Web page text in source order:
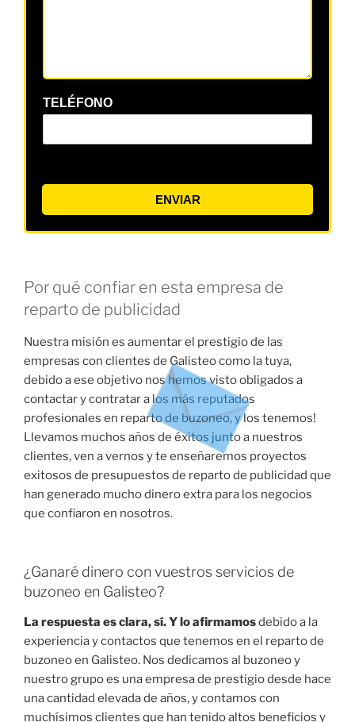
TELÉFONO
ENVIAR
Por qué confiar en esta empresa de
reparto de publicidad
Nuestra misión es aumentar el prestigio de las
empresas con clientes de Galisteo como la tuya,
debido a ese objetivo nos hemos visto obligados a
contactar y contratar a los más reputados
profesionales en reparto de buzoneo, y los tenemos!
Llevamos muchos años de éxitos junto a nuestros
clientes, ven a vernos y te enseñaremos proyectos
exitosos de presupuestos de reparto de publicidad que
han generado mucho dinero extra para los negocios
que confiaron en nosotros.
¿Ganaré dinero con vuestros servicios de
buzoneo en Galisteo?
La respuesta es clara, sí. Y lo afirmamosdebido a la
experiencia y contactos que tenemos en el reparto de
buzoneo en Galisteo. Nos dedicamos al buzoneo y
nuestro grupo es una empresa de prestigio desde hace
una cantidad elevada de años, y contamos con
muchísimos clientes que han tenido altos beneficios y